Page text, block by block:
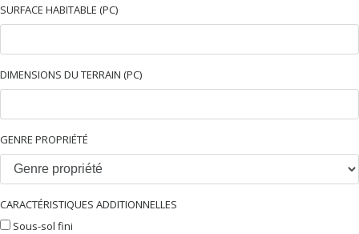
SURFACE HABITABLE (PC)
DIMENSIONS DU TERRAIN (PC)
GENRE PROPRIÉTÉ
CARACTÉRISTIQUES ADDITIONNELLES
Sous-sol fini